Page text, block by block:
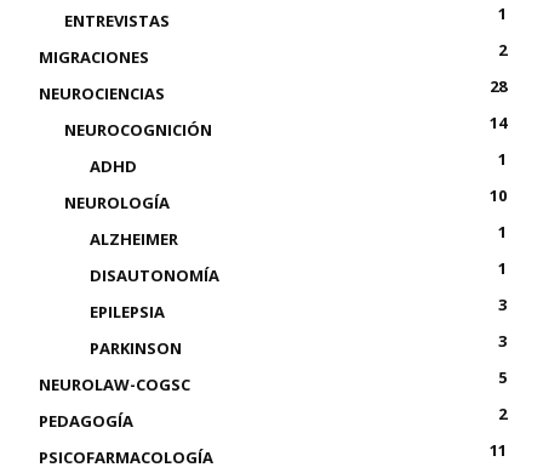
ENTREVISTAS
1
MIGRACIONES
2
NEUROCIENCIAS
28
NEUROCOGNICIÓN
14
ADHD
1
NEUROLOGÍA
10
ALZHEIMER
1
DISAUTONOMÍA
1
EPILEPSIA
3
PARKINSON
3
NEUROLAW-COGSC
5
PEDAGOGÍA
2
PSICOFARMACOLOGÍA
11